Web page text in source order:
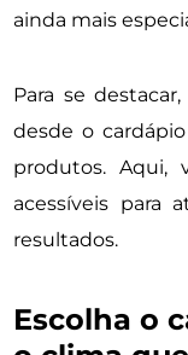
ainda mais
Para se
desde o
produtos. Aqui,
acessíveis para
resultados.
Escolha o